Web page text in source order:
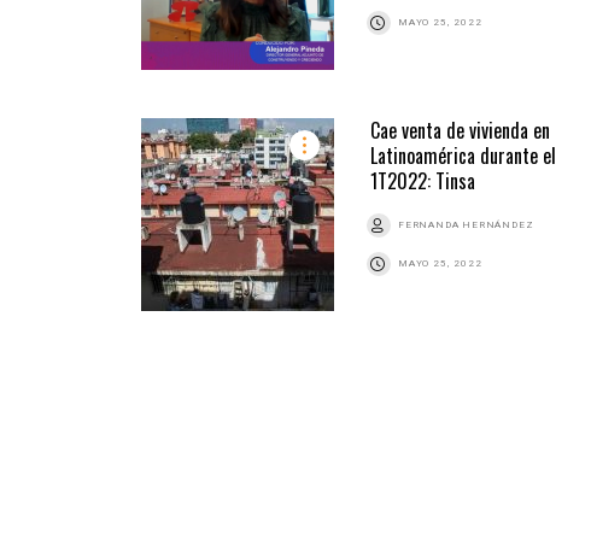
MAYO 25, 2022
Cae venta de vivienda en
Latinoamérica durante el
1T2022: Tinsa
FERNANDA HERNÁNDEZ
MAYO 25, 2022